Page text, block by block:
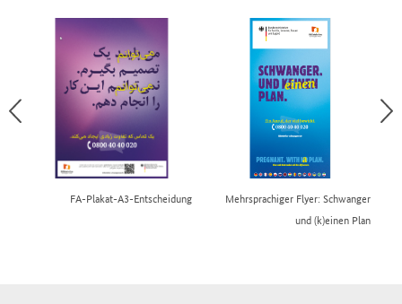
Mehrsprachiger Flyer: Schwanger
und (k)einen Plan
FA-Plakat-A3-Entscheidung